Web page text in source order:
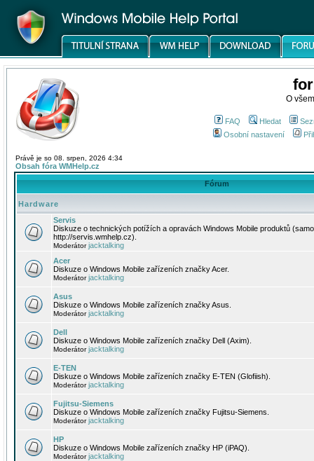
O
FAQ Hledat
Osobní nastavení
Právě je so 08. srpen, 2026 4:34
Obsah fóra WMHelp.cz
Fórum
Hardware
Servis
Diskuze o technických potížích a opravách Windows Mobile produktů
http://servis.wmhelp.cz).
Moderátorjacktalking
Acer
Diskuze o Windows Mobile zařízeních značky Acer.
Moderátorjacktalking
Asus
Diskuze o Windows Mobile zařízeních značky Asus.
Moderátorjacktalking
Dell
Diskuze o Windows Mobile zařízeních značky Dell (Axim).
Moderátorjacktalking
E-TEN
Diskuze o Windows Mobile zařízeních značky E-TEN (Glofiish).
Moderátorjacktalking
Fujitsu-Siemens
Diskuze o Windows Mobile zařízeních značky Fujitsu-Siemens.
Moderátorjacktalking
HP
Diskuze o Windows Mobile zařízeních značky HP (iPAQ).
Moderátorjacktalking